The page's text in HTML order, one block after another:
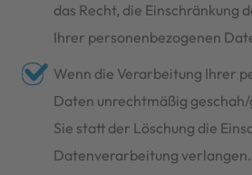
das Recht, die Einschränkung
Ihrer personenbezogenen
Wenn die Verarbeitung Ihrer
Daten unrechtmäßig
Sie statt der Löschung die
Datenverarbeitung verlangen.